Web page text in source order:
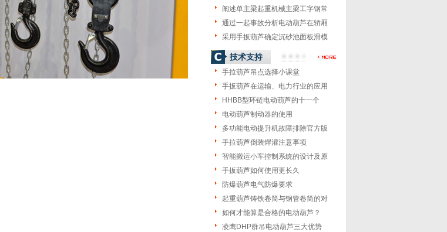
阐述单主梁起重机械主梁工字钢常
通过一起事故分析电动葫芦在轿厢
采用手扳葫芦确定沉砂池面板滑模
技术支持
手拉葫芦吊点选择小课堂
手扳葫芦在运输、电力行业的应用
HHBB型环链电动葫芦的十一个
电动葫芦制动器的使用
多功能电动提升机故障排除官方版
手拉葫芦倒装焊灌注意事项
智能搬运小车控制系统的设计及原
手扳葫芦如何使用更长久
防爆葫芦电气防爆要求
起重葫芦铸铁卷筒与钢管卷筒的对
如何才能算是合格的电动葫芦？
凌鹰DHP群吊电动葫芦三大优势